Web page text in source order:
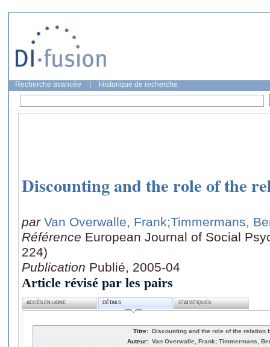
Recherche avancée Historique de recherche
Discounting and the role of the
par Van Overwalle, Frank;Timmermans,
Référence European Journal of Social
224)
Publication Publié, 2005-04
Article révisé par les pairs
ACCÈS EN LIGNE DÉTAILS STATISTIQUES
Titre: Discounting and the role of the relation
Auteur: Van Overwalle, Frank; Timmermans,